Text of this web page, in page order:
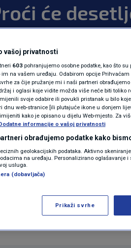
REGIJA
MAGAZIN
KOLUMNE
N1(DIS)INFO
KLIMATSKE
FOTO
VIDEO
će
dok netko
od
VIDEO 0 komentara
Više
Rakar bio je gost Novog
izjava predsjednika Vlade
doći na Milanovićevu
krize u komunikaciji
vašoj privatnosti
603 pohranjujemo osobne podatke, kao što
na vašem uređaju. Odabirom opcije
za čije pružanje mi i naši partneri
i oglasi koje vidite možda više neće biti toliko
svoje odabire ili povukli pristanak u bilo
dnu web-stranice [ili plutajuće ikone u donjem
kako je opisano u dijelu Web-mjesto. Za
informacije o vašoj privatnosti
obrađujemo podatke kako
geolokacijskih podataka. Aktivno
na uređaju. Personalizirano oglašavanje
usluga.
(dobavljača)
Prikaži svrhe